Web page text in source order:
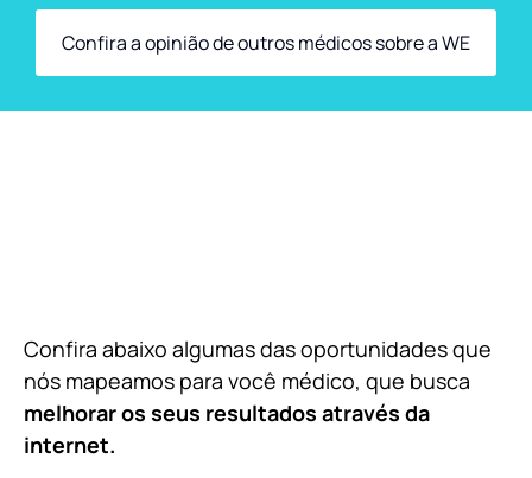
Confira a opinião de outros médicos sobre a WE
Confira abaixo algumas das oportunidades que
nós mapeamos para você médico, que busca
melhorar os seus resultados através da
internet.